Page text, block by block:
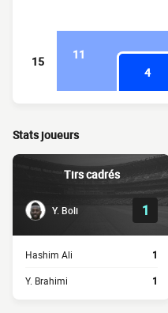
15 11
4
Stats joueurs
Tirs cadrés
Y. Boli 1
Hashim Ali 1
Y. Brahimi 1